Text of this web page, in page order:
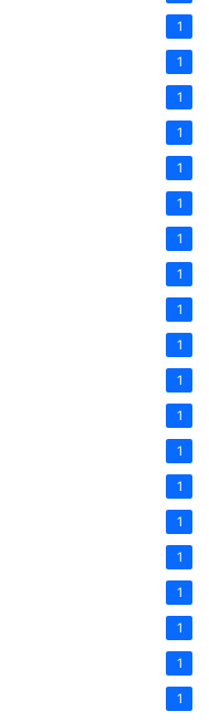
1
1
1
1
1
1
1
1
1
1
1
1
1
1
1
1
1
1
1
1